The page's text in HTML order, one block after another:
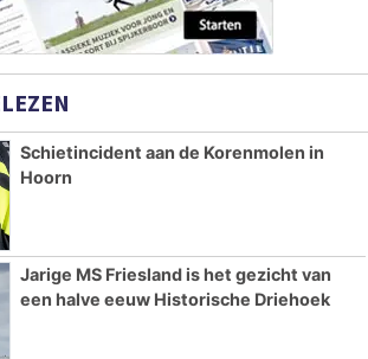
Schietincident aan de Korenmolen in
Hoorn
Jarige MS Friesland is het gezicht van
een halve eeuw Historische Driehoek